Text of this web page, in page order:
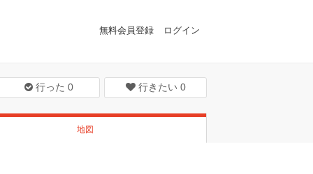
無料会員登録 ログイン
行った 0 行きたい 0
地図